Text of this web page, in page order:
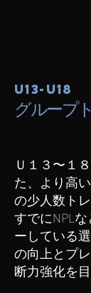
U13-U18
グループ
Ｕ１３〜１
た、より高
の少人数ト
すでにNPL
ーしている
の向上とプ
断力強化を